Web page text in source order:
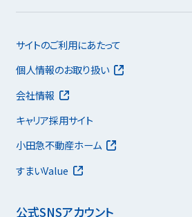
公式SNSアカウント
サイトのご利用にあたって
個人情報のお取り扱い
会社情報
キャリア採用サイト
小田急不動産ホーム
すまいValue